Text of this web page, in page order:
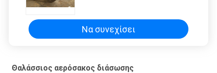
βαρκών ενώ ξεφουσκώνεται
Να συνεχίσει
Θαλάσσιος αερόσακος διάσωσης